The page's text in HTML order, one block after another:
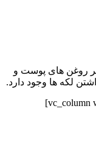
روغن های پوست و
لکه ها وجود دارد.
[/vc_column_text][/vc_column][vc_column width=”1/3″]